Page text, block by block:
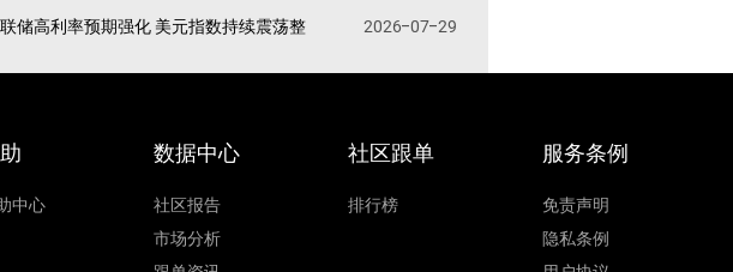
储高利率预期强化 美元指数持续震荡整 2026-07-29
中心
数据中心
社区报告
市场分析
社区跟单
排行榜
服务条例
免责声明
隐私条例